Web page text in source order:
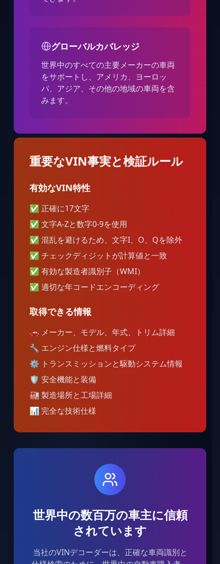
グローバルカバレッジ
世界中のすべての主要メーカーの車両
をサポートし、アメリカ、ヨーロッ
パ、アジア、その他の地域の車両を含
みます。
重要なVIN事実と検証ルール
有効なVIN特性
✅ 正確に17文字
✅ 文字A-Zと数字0-9を使用
✅ 混乱を避けるため、文字I、O、Qを除外
✅ チェックディジットが計算値と一致
✅ 有効な製造者識別子（WMI）
✅ 適切な年コードエンコーディング
取得できる情報
🚗 メーカー、モデル、年式、トリム詳細
🔧 エンジン仕様と燃料タイプ
⚙️ トランスミッションと駆動システム情報
🛡️ 安全機能と装備
🏭 製造場所と工場詳細
📊 完全な技術仕様
世界中の数百万の車主に信頼
されています
当社のVINデコーダーは、正確な車両識別と